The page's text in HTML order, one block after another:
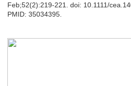
Feb;52(2):219-221. doi: 10.1111/
PMID: 35034395.